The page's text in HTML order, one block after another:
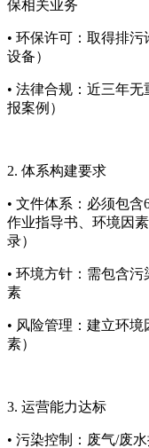
保相关业务
• 环保许可：取得排
设备）
• 法律合规：近三年
报案例）
2. 体系构建要求
• 文件体系：必须包含
作业指导书、环境因
录）
• 环境方针：需包含
素
• 风险管理：建立环
素）
3. 运营能力达标
• 污染控制：废气/废